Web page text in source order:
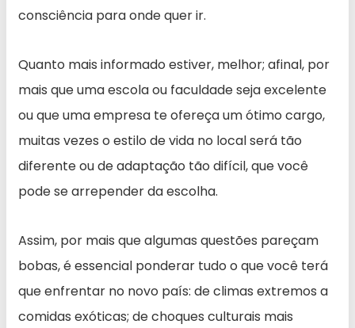
consciência para onde quer ir.
Quanto mais informado estiver, melhor; afinal, por
mais que uma escola ou faculdade seja excelente
ou que uma empresa te ofereça um ótimo cargo,
muitas vezes o estilo de vida no local será tão
diferente ou de adaptação tão difícil, que você
pode se arrepender da escolha.
Assim, por mais que algumas questões pareçam
bobas, é essencial ponderar tudo o que você terá
que enfrentar no novo país: de climas extremos a
comidas exóticas; de choques culturais mais